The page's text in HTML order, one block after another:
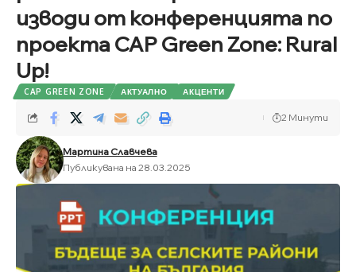
изводи от конференцията по
проекта CAP Green Zone: Rural
Up!
CAP GREEN ZONE АКТУАЛНО АКЦЕНТИ
Мартина Славчева
Публикувана на 28.03.2025
2 Минути